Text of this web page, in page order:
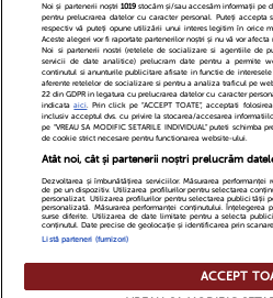
Echipa Editoriala
Cariere
Cookies
DivaHair Cosmetics
Termeni si conditii
Noi și partenerii noștri 1019stocăm și/sau accesăm informații pe
pentru prelucrarea datelor cu caracter personal. Puteți
respectiv vă puteți opune utilizării unui interes legitim în orice
Aceste alegeri vor fi raportate partenerilor noștri și nu vă vor afecta
Noi si partenerii nostri (retelele de socializare si agentiile de
servicii de date analitice) prelucram date pentru a permite
continutul si anunturile publicitare afisate in functie de
aferente retelelor de socializare si pentru a analiza traficul pe
22 din GDPR in legatura cu prelucrarea datelor cu caracter
indicataaici. Prin click pe “ACCEPT TOATE”, acceptati
inclusiv acceptul dvs. cu privire la stocarea/accesarea
pe “VREAU SA MODIFIC SETARILE INDIVIDUAL” puteti
de cookie strict necesare pentru functionarea website-ului.
Atât noi, cât și partenerii noștri prelucrăm
Dezvoltarea și îmbunătățirea serviciilor. Măsurarea
de pe un dispozitiv. Utilizarea profilurilor pentru selectarea
personalizat. Utilizarea profilurilor pentru selectarea publicității
personalizată. Măsurarea performanței conținutului.
surse diferite. Utilizarea de date limitate pentru a selecta
conținutul. Date precise de geolocație și identificarea prin
Listă parteneri (furnizori)
ACCEPT